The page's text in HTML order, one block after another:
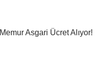
Memur Asgari Ücret Alıyor!